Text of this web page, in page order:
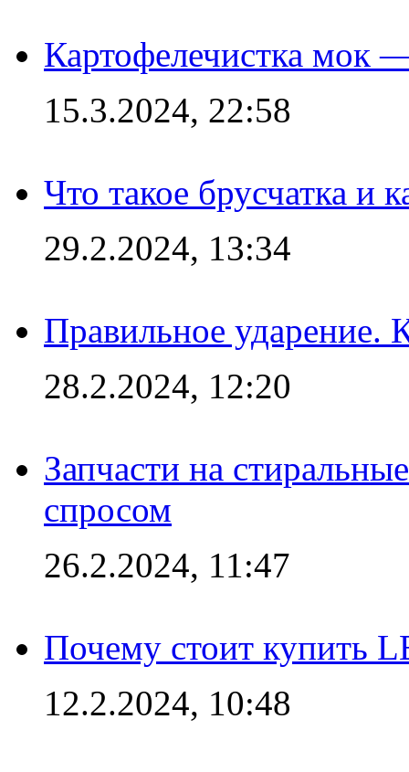
Картофелечистка мок
15.3.2024, 22:58
Что такое брусчатка и
29.2.2024, 13:34
Правильное ударение.
28.2.2024, 12:20
Запчасти на
спросом
26.2.2024, 11:47
Почему стоит купить
12.2.2024, 10:48